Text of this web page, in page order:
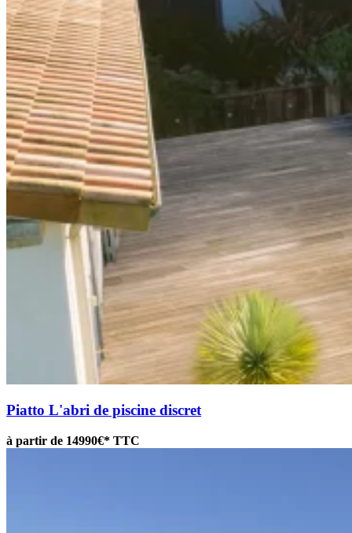
Piatto L'abri de piscine discret
à partir de 14990€* TTC